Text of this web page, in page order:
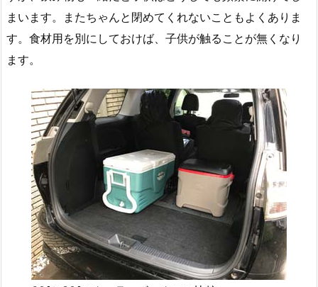
まいます。またちゃんと閉めてくれないこともよくありま
す。食材用を別にしておけば、子供が触ることが無くなり
ます。